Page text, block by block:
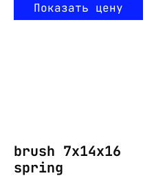
Показать цену
brush 7x14x16
spring